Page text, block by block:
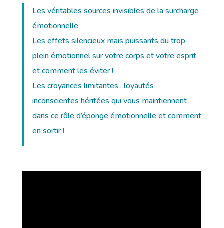
Les véritables sources invisibles de la surcharge
émotionnelle
Les effets silencieux mais puissants du trop-
plein émotionnel sur votre corps et votre esprit
et comment les éviter !
Les croyances limitantes , loyautés
inconscientes héritées qui vous maintiennent
dans ce rôle d’éponge émotionnelle et comment
en sortir !